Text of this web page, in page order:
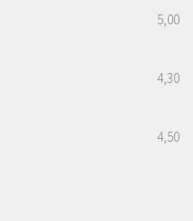
5,00
4,30
4,50